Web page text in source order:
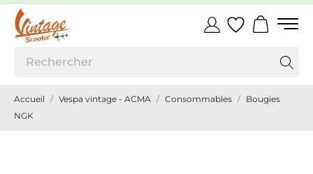
Accueil Vespa vintage - ACMA Consommables
Bougies
NGK